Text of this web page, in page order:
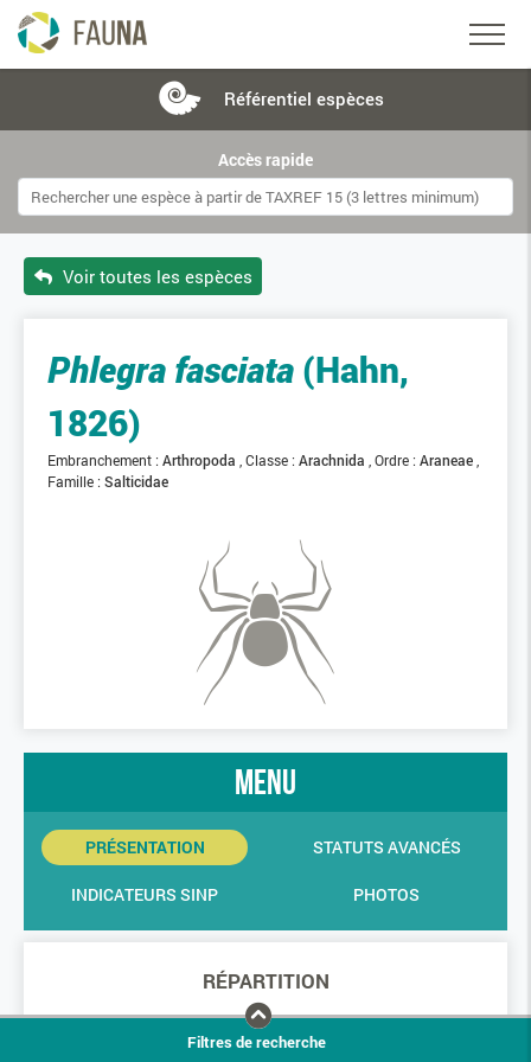
Référentiel espèces
Accès rapide
Voir toutes les espèces
Phlegra fasciata (Hahn,
1826)
Embranchement : Arthropoda Classe : Arachnida Ordre : Araneae
Famille : Salticidae
menu
PRÉSENTATION STATUTS AVANCÉS
INDICATEURS SINP PHOTOS
RÉPARTITION
Filtres de recherche